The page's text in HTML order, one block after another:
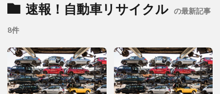
速報！自動車リサイクル の最新記事
8件